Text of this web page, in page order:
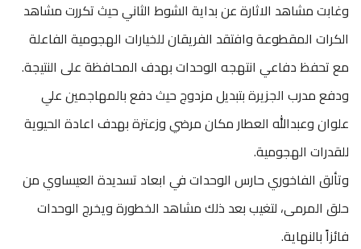
وغابت مشاهد الاثارة عن بداية الشوط الثاني حيث تكررت مشاهد
الكرات المقطوعة وافتقد الفريقان للخيارات الهجومية الفاعلة
مع تحفظ دفاعي انتهجه الوحدات بهدف المحافظة على النتيجة.
ودفع مدرب الجزيرة بتبديل مزدوج حيث دفع بالمهاجمين علي
علوان وعبدالله العطار مكان مرضي وزعترة بهدف اعادة الحيوية
للقدرات الهجومية.
وتألق الفاخوري حارس الوحدات في ابعاد تسديدة العيساوي من
حلق المرمى، لتغيب بعد ذلك مشاهد الخطورة ويخرج الوحدات
فائزاً بالنهاية.